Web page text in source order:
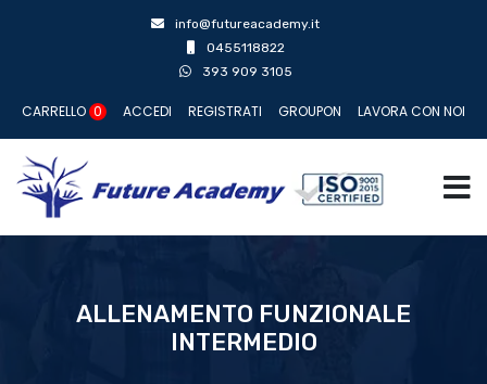
info@futureacademy.it
0455118822
393 909 3105
CARRELLO 0 ACCEDI REGISTRATI GROUPON LAVORA CON NOI
ALLENAMENTO FUNZIONALE
INTERMEDIO